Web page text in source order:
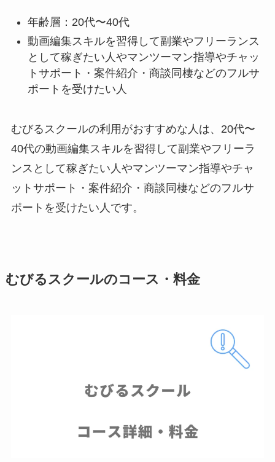
年齢層：20代〜40代
動画編集スキルを習得して副業やフリーランス
として稼ぎたい人やマンツーマン指導やチャッ
トサポート・案件紹介・商談同棲などのフルサ
ポートを受けたい人
むびるスクールの利用がおすすめな人は、20代〜
40代の動画編集スキルを習得して副業やフリーラ
ンスとして稼ぎたい人やマンツーマン指導やチャ
ットサポート・案件紹介・商談同棲などのフルサ
ポートを受けたい人です。
むびるスクールのコース・料金